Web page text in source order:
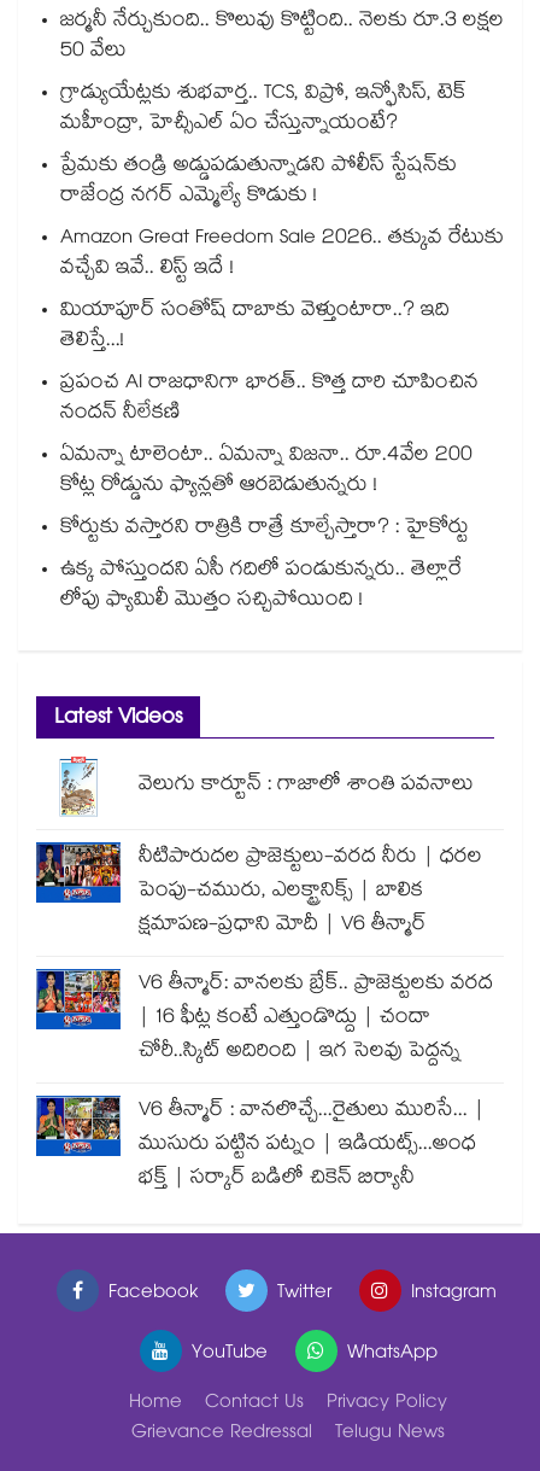
జర్మనీ నేర్చుకుంది.. కొలువు కొట్టింది.. నెలకు రూ.3 లక్షల
50 వేలు
గ్రాడ్యుయేట్లకు శుభవార్త.. TCS, విప్రో, ఇన్ఫోసిస్, టెక్
మహీంద్రా, హెచ్సీఎల్ ఏం చేస్తున్నాయంటే?
ప్రేమకు తండ్రి అడ్డుపడుతున్నాడని పోలీస్ స్టేషన్⁪కు
రాజేంద్ర నగర్ ఎమ్మెల్యే కొడుకు !
Amazon Great Freedom Sale 2026.. తక్కువ రేటుకు
వచ్చేవి ఇవే.. లిస్ట్ ఇదే !
మియాపూర్ సంతోష్ దాబాకు వెళ్తుంటారా..? ఇది
తెలిస్తే...!
ప్రపంచ AI రాజధానిగా భారత్.. కొత్త దారి చూపించిన
నందన్ నీలేకణి
ఏమన్నా టాలెంటా.. ఏమన్నా విజనా.. రూ.4వేల 200
కోట్ల రోడ్డును ఫ్యాన్లతో ఆరబెడుతున్నరు !
కోర్టుకు వస్తారని రాత్రికి రాత్రే కూల్చేస్తారా? : హైకోర్టు
ఉక్క పోస్తుందని ఏసీ గదిలో పండుకున్నరు.. తెల్లారే
లోపు ఫ్యామిలీ మొత్తం సచ్చిపోయింది !
Latest Videos
వెలుగు కార్టూన్ : గాజాలో శాంతి పవనాలు
నీటిపారుదల ప్రాజెక్టులు-వరద నీరు | ధరల
పెంపు-చమురు, ఎలక్ట్రానిక్స్ | బాలిక
క్షమాపణ-ప్రధాని మోదీ | V6 తీన్మార్
V6 తీన్మార్: వానలకు బ్రేక్.. ప్రాజెక్టులకు వరద
| 16 ఫీట్ల కంటే ఎత్తుండొద్దు | చందా
చోరీ..స్కిట్ అదిరింది | ఇగ సెలవు పెద్దన్న
V6 తీన్మార్ : వానలొచ్చే...రైతులు మురిసే... |
ముసురు పట్టిన పట్నం | ఇడియట్స్...అంధ
భక్త్ | సర్కార్ బడిలో చికెన్ బిర్యానీ
Facebook Twitter
Instagram
YouTube
WhatsApp
Home
Contact Us
Privacy Policy
Grievance Redressal
Telugu News